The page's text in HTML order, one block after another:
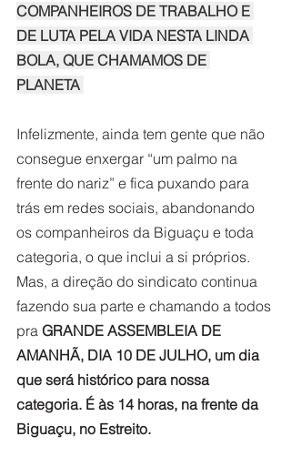
COMPANHEIROS DE TRABALHO E
DE LUTA PELA VIDA NESTA LINDA
BOLA, QUE CHAMAMOS DE
PLANETA
Infelizmente, ainda tem gente que não
consegue enxergar “um palmo na
frente do nariz” e fica puxando para
trás em redes sociais, abandonando
os companheiros da Biguaçu e toda
categoria, o que inclui a si próprios.
Mas, a direção do sindicato continua
fazendo sua parte e chamando a todos
pra GRANDE ASSEMBLEIA DE
AMANHÃ, DIA 10 DE JULHO, um dia
que será histórico para nossa
categoria. É às 14 horas, na frente da
Biguaçu, no Estreito.